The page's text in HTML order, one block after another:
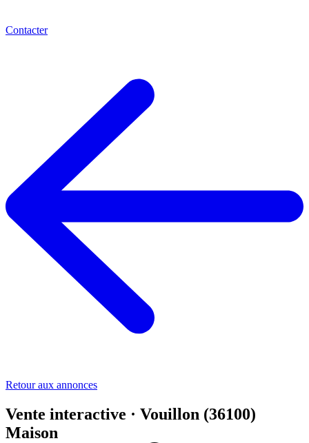
Contacter
Retour aux annonces
Vente interactive · Vouillon (36100)
Maison